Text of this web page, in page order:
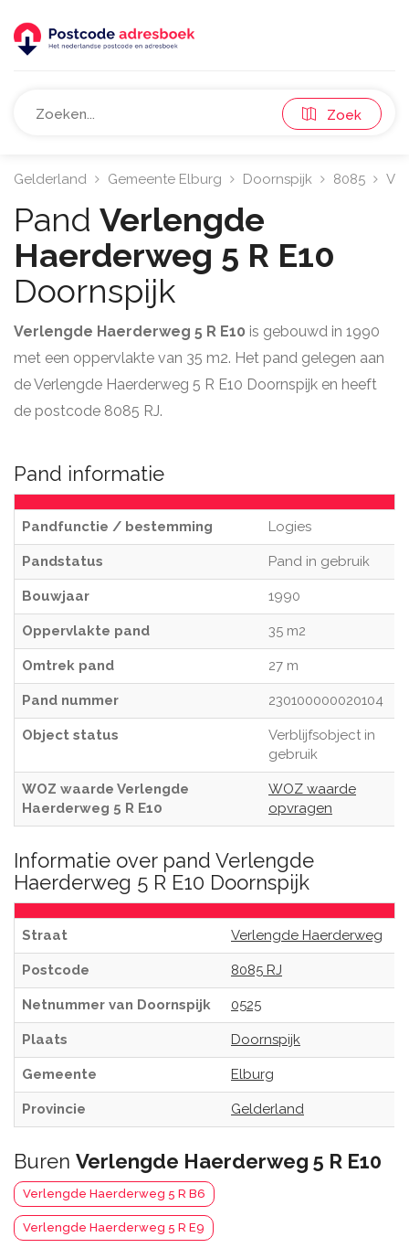
Zoek
Gelderland Gemeente Elburg Doornspijk 8085
Pand Verlengde
Haerderweg 5 R E10
Doornspijk
Verlengde Haerderweg 5 R E10 is gebouwd in 1990
met een oppervlakte van 35 m2. Het pand gelegen aan
de Verlengde Haerderweg 5 R E10 Doornspijk en heeft
de postcode 8085 RJ.
Pand informatie
Pandfunctie / bestemming Logies
Pandstatus Pand in gebruik
Bouwjaar 1990
Oppervlakte pand 35 m2
Omtrek pand 27 m
Pand nummer 230100000020104
Object status
Verblijfsobject in
gebruik
WOZ waarde Verlengde
Haerderweg 5 R E10
WOZ waarde
opvragen
Informatie over pand Verlengde
Haerderweg 5 R E10 Doornspijk
Straat Verlengde Haerderweg
Postcode 8085 RJ
Netnummer van Doornspijk 0525
Plaats Doornspijk
Gemeente Elburg
Provincie Gelderland
Buren Verlengde Haerderweg 5 R E10
Verlengde Haerderweg 5 R B6
Verlengde Haerderweg 5 R E9